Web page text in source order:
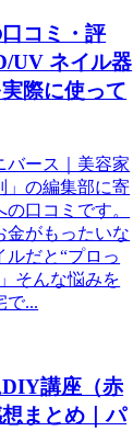
口コミ・評
UV ネイル器
際に使って
ース｜美容家
」の編集部に寄
口コミです。
金がもったいな
だと“プロっ
そんな悩みを
で...
講座（赤
まとめ｜パ